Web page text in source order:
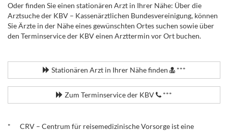
Oder finden Sie einen stationären Arzt in Ihrer Nähe: Über die
Arztsuche der KBV – Kassenärztlichen Bundesvereinigung, können
Sie Ärzte in der Nähe eines gewünschten Ortes suchen sowie über
den Terminservice der KBV einen Arzttermin vor Ort buchen.
Stationären Arzt in Ihrer Nähe finden ***
Zum Terminservice der KBV ***
* CRV – Centrum für reisemedizinische Vorsorge ist eine